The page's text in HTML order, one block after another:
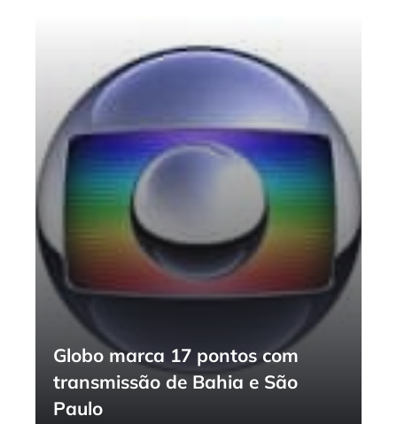
Globo marca 17 pontos com
transmissão de Bahia e São
Paulo